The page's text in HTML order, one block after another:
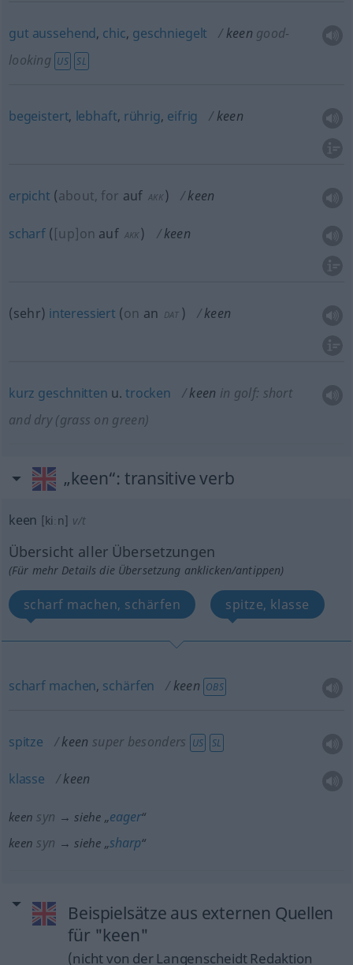
gut aussehend, chic, geschniegelt keen good-
looking US SL
begeistert, lebhaft, rührig, eifrig keen
erpicht (about, for auf AKK ) keen
scharf ([up]on auf AKK ) keen
(sehr) interessiert (on an DAT ) keen
kurz geschnitten u. trocken keen in golf: short
and dry (grass on green)
„keen“: transitive verb
keen [kiːn] v/t
Übersicht aller Übersetzungen
(Für mehr Details die Übersetzung anklicken/antippen)
scharf machen, schärfen spitze, klasse
scharf machen, schärfen keen OBS
spitze keen superbesonders US SL
klasse keen
keen syn → siehe „eager“
keen syn → siehe „sharp“
Beispielsätze aus externen Quellen
für "keen"
(nicht von der Langenscheidt Redaktion